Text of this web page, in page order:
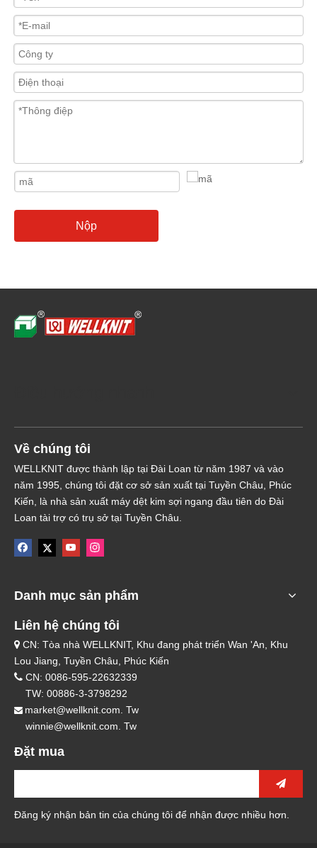
Nộp
Về chúng tôi
WELLKNIT được thành lập tại Đài Loan từ năm 1987 và vào
năm 1995, chúng tôi đặt cơ sở sản xuất tại Tuyền Châu, Phúc
Kiến, là nhà sản xuất máy dệt kim sợi ngang đầu tiên do Đài
Loan tài trợ có trụ sở tại Tuyền Châu.
Danh mục sản phẩm
Liên hệ chúng tôi
 CN: Tòa nhà WELLKNIT, Khu đang phát triển Wan 'An, Khu
Lou Jiang, Tuyền Châu, Phúc Kiến
 CN: 0086-595-22632339
TW: 00886-3-3798292
 market@wellknit.com. Tw
winnie@wellknit.com. Tw
Đặt mua
Đăng ký nhận bản tin của chúng tôi để nhận được nhiều hơn.